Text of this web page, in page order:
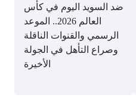
ضد السويد اليوم في كأس
العالم 2026.. الموعد
الرسمي والقنوات الناقلة
وصراع التأهل في الجولة
الأخيرة